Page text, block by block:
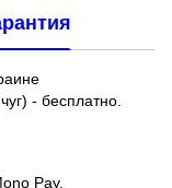
- бесплатно.
Pay.